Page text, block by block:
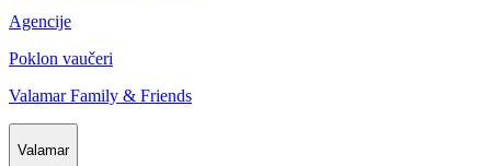
Agencije
Poklon vaučeri
Valamar Family & Friends
Valamar